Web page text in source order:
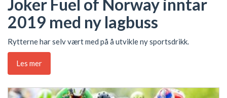
Joker Fuel of Norway inntar
2019 med ny lagbuss
Rytterne har selv vært med på å utvikle ny sportsdrikk.
Les mer